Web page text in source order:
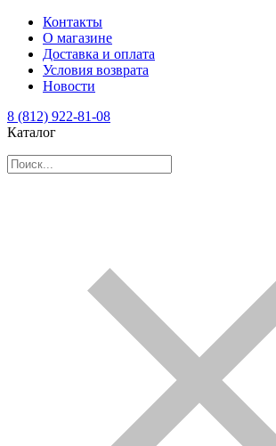
Контакты
О магазине
Доставка и оплата
Условия возврата
Новости
8 (812) 922-81-08
Каталог